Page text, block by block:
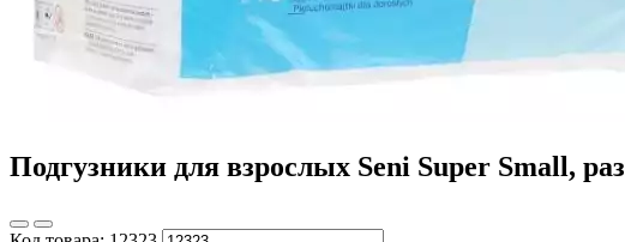
Подгузники для взрослых Seni Super Small,